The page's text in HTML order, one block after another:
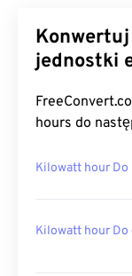
jednostki
hours do
Kilowatt hour Do
Kilowatt hour